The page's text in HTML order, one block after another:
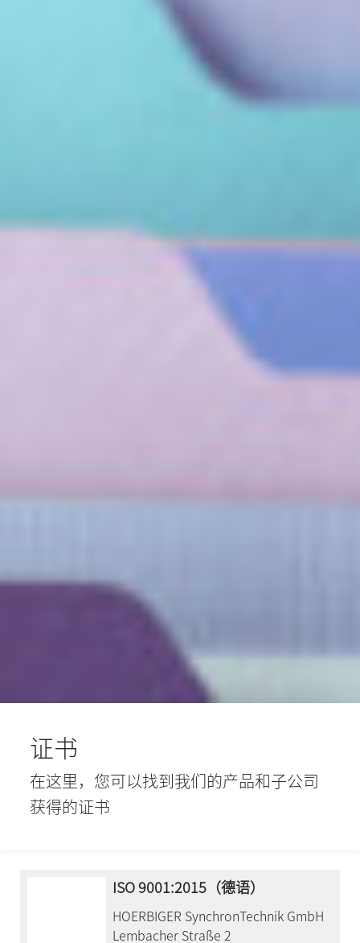
证书
在这里，您可以找到我们的产品和子公司
获得的证书
ISO 9001:2015（德语）
HOERBIGER SynchronTechnik GmbH
Lembacher Straße 2